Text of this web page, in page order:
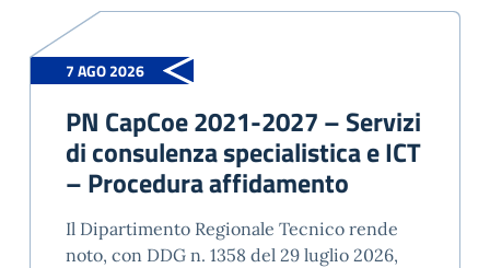
7 AGO 2026
PN CapCoe 2021-2027 – Servizi
di consulenza specialistica e ICT
– Procedura affidamento
Il Dipartimento Regionale Tecnico rende
noto, con DDG n. 1358 del 29 luglio 2026,